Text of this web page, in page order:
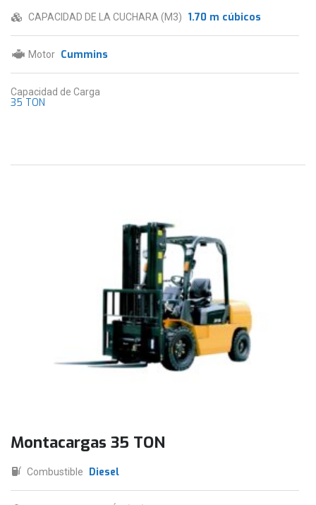
CAPACIDAD DE LA CUCHARA (M3) 1.70 m cúbicos
Motor Cummins
Capacidad de Carga
35 TON
Montacargas 35 TON
Combustible Diesel